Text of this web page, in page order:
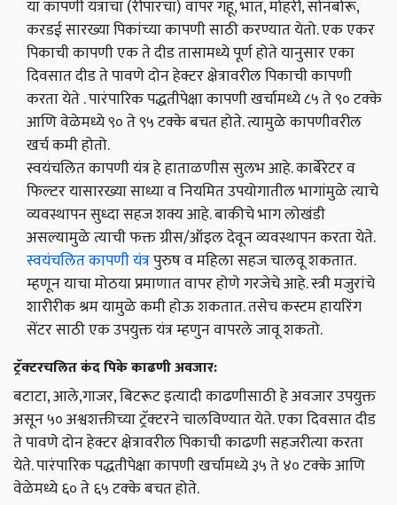
या कापणी यंत्राचा (रीपारचा) वापर गहू, भात, मोहरी, सोनबोरू,
करडई सारख्या पिकांच्या कापणी साठी करण्यात येतो. एक एकर
पिकाची कापणी एक ते दीड तासामध्ये पूर्ण होते यानुसार एका
दिवसात दीड ते पावणे दोन हेक्टर क्षेत्रावरील पिकाची कापणी
करता येते . पारंपारिक पद्धतीपेक्षा कापणी खर्चामध्ये ८५ ते ९० टक्के
आणि वेळेमध्ये ९० ते ९५ टक्के बचत होते. त्यामुळे कापणीवरील
खर्च कमी होतो.
स्वयंचलित कापणी यंत्र हे हाताळणीस सुलभ आहे. कार्बेरेटर व
फिल्टर यासारख्या साध्या व नियमित उपयोगातील भागांमुळे त्याचे
व्यवस्थापन सुध्दा सहज शक्य आहे. बाकीचे भाग लोखंडी
असल्यामुळे त्याची फक्त ग्रीस/ऑइल देवून व्यवस्थापन करता येते.
स्वयंचलित कापणी यंत्रपुरुष व महिला सहज चालवू शकतात.
म्हणून याचा मोठया प्रमाणात वापर होणे गरजेचे आहे. स्त्री मजुरांचे
शारीरीक श्रम यामुळे कमी होऊ शकतात. तसेच कस्टम हायरिंग
सेंटर साठी एक उपयुक्त यंत्र म्हणुन वापरले जावू शकतो.
ट्रॅक्‍टरचलित कंद पिके काढणी अवजार:
बटाटा, आले,गाजर, बिटरूट इत्यादी काढणीसाठी हे अवजार उपयुक्त
असून ५० अश्वशक्तीच्या ट्रॅक्‍टरने चालविण्यात येते. एका दिवसात दीड
ते पावणे दोन हेक्टर क्षेत्रावरील पिकाची काढणी सहजरीत्या करता
येते. पारंपारिक पद्धतीपेक्षा कापणी खर्चामध्ये ३५ ते ४० टक्के आणि
वेळेमध्ये ६० ते ६५ टक्के बचत होते.